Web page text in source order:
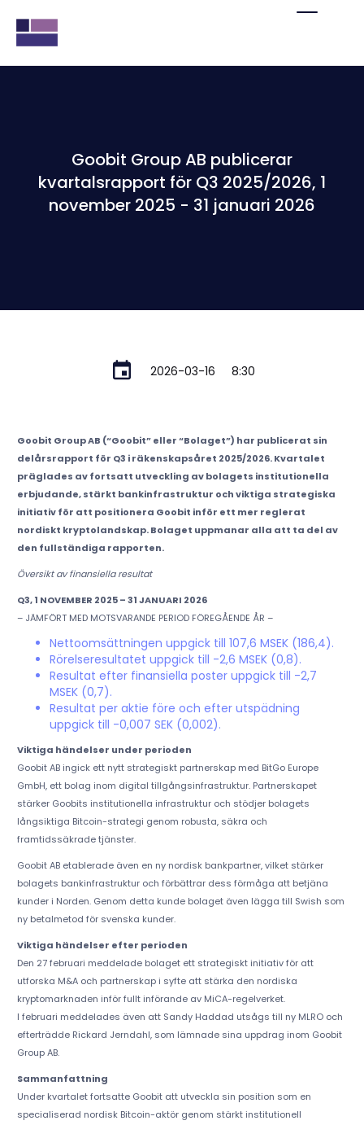
Goobit Group AB publicerar
kvartalsrapport för Q3 2025/2026, 1
november 2025 - 31 januari 2026
2026-03-16 8:30
Goobit Group AB (“Goobit” eller “Bolaget”) har publicerat sin
delårsrapport för Q3 i räkenskapsåret 2025/2026. Kvartalet
präglades av fortsatt utveckling av bolagets institutionella
erbjudande, stärkt bankinfrastruktur och viktiga strategiska
initiativ för att positionera Goobit inför ett mer reglerat
nordiskt kryptolandskap. Bolaget uppmanar alla att ta del av
den fullständiga rapporten.
Översikt av finansiella resultat
Q3, 1 NOVEMBER 2025 – 31 JANUARI 2026
– JÄMFÖRT MED MOTSVARANDE PERIOD FÖREGÅENDE ÅR –
Nettoomsättningen uppgick till 107,6 MSEK (186,4).
Rörelseresultatet uppgick till -2,6 MSEK (0,8).
Resultat efter finansiella poster uppgick till -2,7
MSEK (0,7).
Resultat per aktie före och efter utspädning
uppgick till -0,007 SEK (0,002).
Viktiga händelser under perioden
Goobit AB ingick ett nytt strategiskt partnerskap med BitGo Europe
GmbH, ett bolag inom digital tillgångsinfrastruktur. Partnerskapet
stärker Goobits institutionella infrastruktur och stödjer bolagets
långsiktiga Bitcoin-strategi genom robusta, säkra och
framtidssäkrade tjänster.
Goobit AB etablerade även en ny nordisk bankpartner, vilket stärker
bolagets bankinfrastruktur och förbättrar dess förmåga att betjäna
kunder i Norden. Genom detta kunde bolaget även lägga till Swish som
ny betalmetod för svenska kunder.
Viktiga händelser efter perioden
Den 27 februari meddelade bolaget ett strategiskt initiativ för att
utforska M&A och partnerskap i syfte att stärka den nordiska
kryptomarknaden inför fullt införande av MiCA-regelverket.
I februari meddelades även att Sandy Haddad utsågs till ny MLRO och
efterträdde Rickard Jerndahl, som lämnade sina uppdrag inom Goobit
Group AB.
Sammanfattning
Under kvartalet fortsatte Goobit att utveckla sin position som en
specialiserad nordisk Bitcoin-aktör genom stärkt institutionell